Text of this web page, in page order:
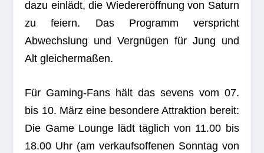
dazu ein­lädt, die Wie­der­eröff­nung von Saturn
zu fei­ern. Das Pro­gramm ver­spricht
Abwechs­lung und Ver­gnü­gen für Jung und
Alt gleichermaßen.
Für Gam­ing-Fans hält das sevens vom 07.
bis 10. März eine beson­dere Attrak­tion bereit:
Die Game Lounge lädt täg­lich von 11.00 bis
18.00 Uhr (am ver­kaufs­of­fe­nen Sonn­tag von